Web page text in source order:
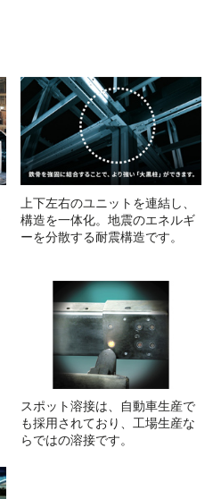
上下左右のユニットを連結し、
構造を一体化。地震のエネルギ
ーを分散する耐震構造です。
スポット溶接は、自動車生産で
も採用されており、工場生産な
らではの溶接です。